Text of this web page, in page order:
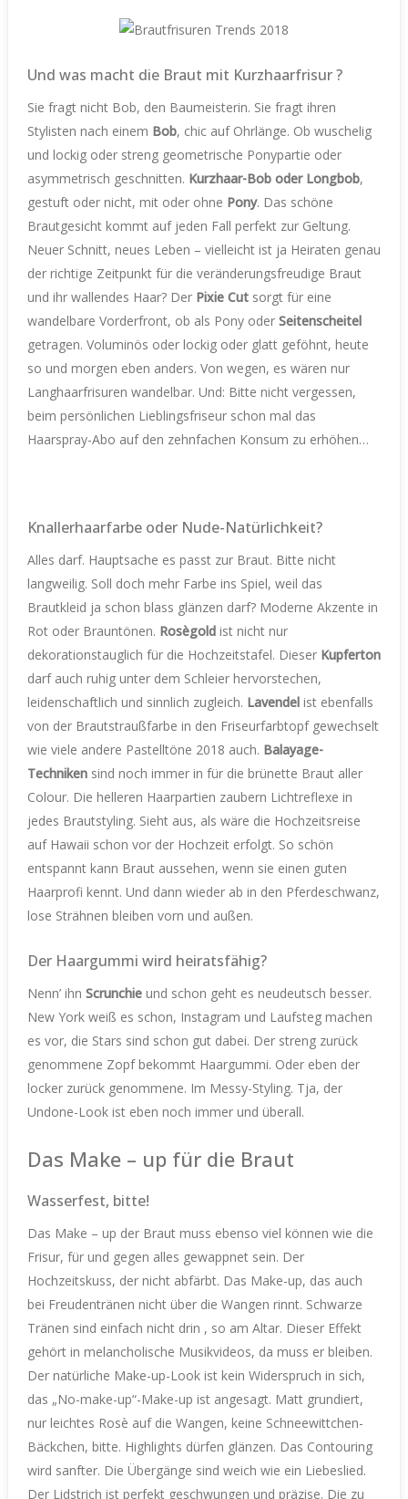
Und was macht die Braut mit Kurzhaarfrisur ?
Sie fragt nicht Bob, den Baumeisterin. Sie fragt ihren
Stylisten nach einem Bob, chic auf Ohrlänge. Ob wuschelig
und lockig oder streng geometrische Ponypartie oder
asymmetrisch geschnitten. Kurzhaar-Bob oder Longbob,
gestuft oder nicht, mit oder ohne Pony. Das schöne
Brautgesicht kommt auf jeden Fall perfekt zur Geltung.
Neuer Schnitt, neues Leben – vielleicht ist ja Heiraten genau
der richtige Zeitpunkt für die veränderungsfreudige Braut
und ihr wallendes Haar? Der Pixie Cut sorgt für eine
wandelbare Vorderfront, ob als Pony oder Seitenscheitel
getragen. Voluminös oder lockig oder glatt geföhnt, heute
so und morgen eben anders. Von wegen, es wären nur
Langhaarfrisuren wandelbar. Und: Bitte nicht vergessen,
beim persönlichen Lieblingsfriseur schon mal das
Haarspray-Abo auf den zehnfachen Konsum zu erhöhen…
Knallerhaarfarbe oder Nude-Natürlichkeit?
Alles darf. Hauptsache es passt zur Braut. Bitte nicht
langweilig. Soll doch mehr Farbe ins Spiel, weil das
Brautkleid ja schon blass glänzen darf? Moderne Akzente in
Rot oder Brauntönen. Rosègold ist nicht nur
dekorationstauglich für die Hochzeitstafel. Dieser Kupferton
darf auch ruhig unter dem Schleier hervorstechen,
leidenschaftlich und sinnlich zugleich. Lavendel ist ebenfalls
von der Brautstraußfarbe in den Friseurfarbtopf gewechselt
wie viele andere Pastelltöne 2018 auch. Balayage-
Techniken sind noch immer in für die brünette Braut aller
Colour. Die helleren Haarpartien zaubern Lichtreflexe in
jedes Brautstyling. Sieht aus, als wäre die Hochzeitsreise
auf Hawaii schon vor der Hochzeit erfolgt. So schön
entspannt kann Braut aussehen, wenn sie einen guten
Haarprofi kennt. Und dann wieder ab in den Pferdeschwanz,
lose Strähnen bleiben vorn und außen.
Der Haargummi wird heiratsfähig?
Nenn’ ihn Scrunchie und schon geht es neudeutsch besser.
New York weiß es schon, Instagram und Laufsteg machen
es vor, die Stars sind schon gut dabei. Der streng zurück
genommene Zopf bekommt Haargummi. Oder eben der
locker zurück genommene. Im Messy-Styling. Tja, der
Undone-Look ist eben noch immer und überall.
Das Make – up für die Braut
Wasserfest, bitte!
Das Make – up der Braut muss ebenso viel können wie die
Frisur, für und gegen alles gewappnet sein. Der
Hochzeitskuss, der nicht abfärbt. Das Make-up, das auch
bei Freudentränen nicht über die Wangen rinnt. Schwarze
Tränen sind einfach nicht drin , so am Altar. Dieser Effekt
gehört in melancholische Musikvideos, da muss er bleiben.
Der natürliche Make-up-Look ist kein Widerspruch in sich,
das „No-make-up“-Make-up ist angesagt. Matt grundiert,
nur leichtes Rosè auf die Wangen, keine Schneewittchen-
Bäckchen, bitte. Highlights dürfen glänzen. Das Contouring
wird sanfter. Die Übergänge sind weich wie ein Liebeslied.
Der Lidstrich ist perfekt geschwungen und präzise. Die zu